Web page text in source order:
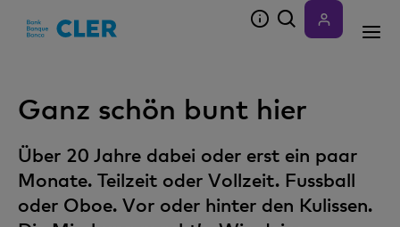
Ganz schön bunt hier
Über 20 Jahre dabei oder erst ein paar
Monate. Teilzeit oder Vollzeit. Fussball
oder Oboe. Vor oder hinter den Kulissen.